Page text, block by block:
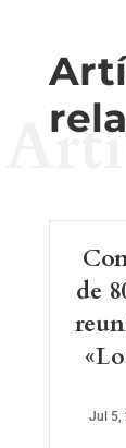
de
Jul 5,